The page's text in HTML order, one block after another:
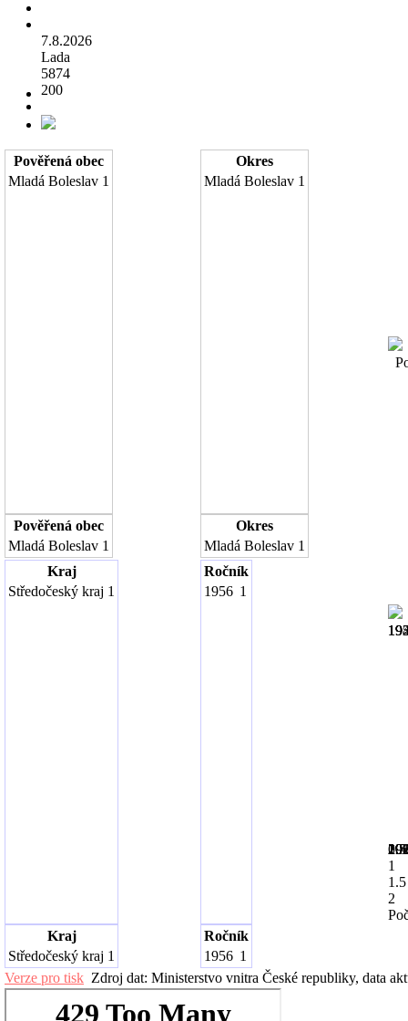
7.8.2026
Lada
5874
200
Pověřená obec
Mladá Boleslav 1
Pověřená obec
Mladá Boleslav 1
Okres
Mladá Boleslav 1
Okres
Mladá Boleslav 1
Kraj
Středočeský kraj 1
Kraj
Středočeský kraj 1
Ročník
1956 1
Ročník
1956 1
0.5
1
1.5
2
Verze pro tisk Zdroj dat: Ministerstvo vnitra České republiky, data